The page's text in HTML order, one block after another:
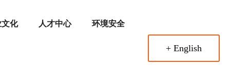
化 人才中心 环境安全
+ English